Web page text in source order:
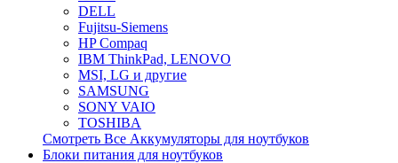
DELL
Fujitsu-Siemens
HP Compaq
IBM ThinkPad, LENOVO
MSI, LG и другие
SAMSUNG
SONY VAIO
TOSHIBA
Смотреть Все Аккумуляторы для ноутбуков
Блоки питания для ноутбуков